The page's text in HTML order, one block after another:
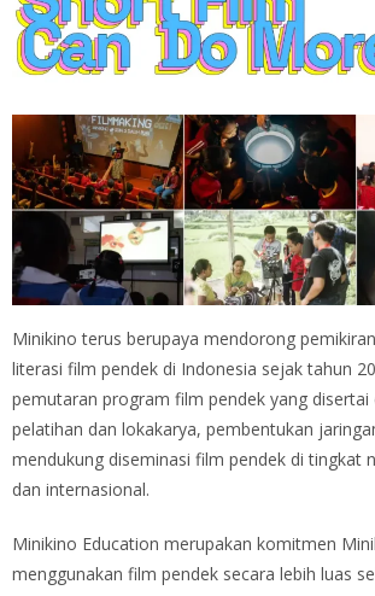
Minikino terus berupaya mendorong
literasi film pendek di Indonesia sejak tahun
pemutaran program film pendek yang disertai
pelatihan dan lokakarya, pembentukan
mendukung diseminasi film pendek di tingkat
dan internasional.
Minikino Education merupakan komitmen
menggunakan film pendek secara lebih luas